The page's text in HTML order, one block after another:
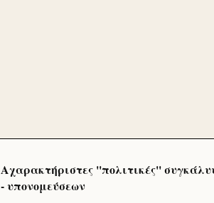
Αχαρακτήριστες ''πολιτικές''
- υπονομεύσεων